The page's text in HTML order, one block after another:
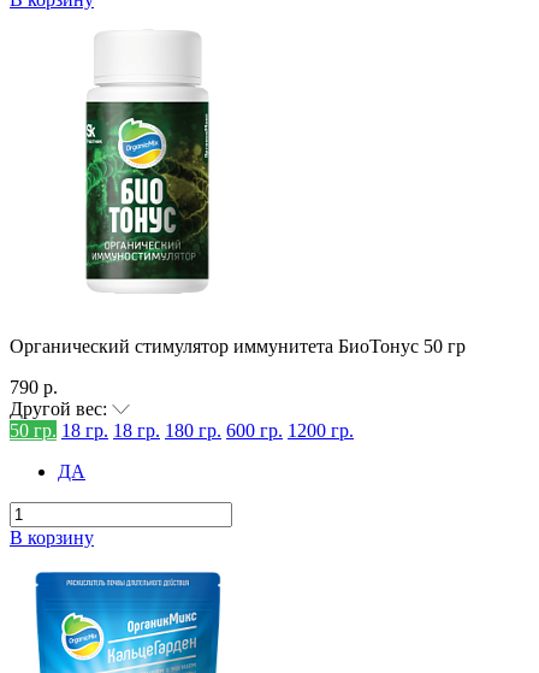
Органический стимулятор иммунитета БиоТонус 50 гр
790 р.
Другой вес:
50 гр. 18 гр. 18 гр. 180 гр. 600 гр. 1200 гр.
ДА
В корзину